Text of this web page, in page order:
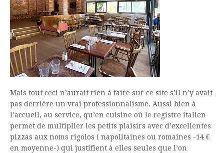
Mais tout ceci n’aurait rien à faire sur ce site s’il n’y avait
pas derrière un vrai professionnalisme. Aussi bien à
l’accueil, au service, qu’en cuisine où le registre italien
permet de multiplier les petits plaisirs avec d’excellentes
pizzas aux noms rigolos ( napolitaines ou romaines -14 €
en moyenne-) qui justifient à elles seules que l’on